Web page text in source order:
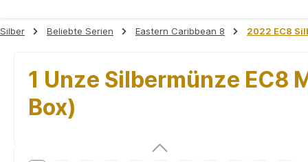
Silber Beliebte Serien Eastern Caribbean 8 2022 EC8
1 Unze Silbermünze EC8
Box)